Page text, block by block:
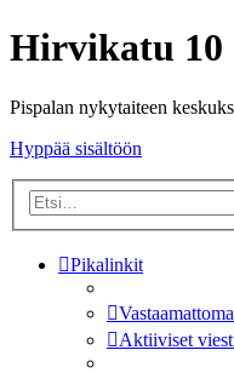
Hirvikatu 10
Pispalan nykytaiteen
Hyppää sisältöön
Pikalinkit
Aktiiviset